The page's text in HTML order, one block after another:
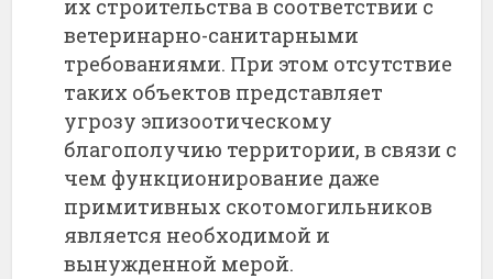
их строительствав соответствии с
ветеринарно-санитарными
требованиями. При этом отсутствие
таких объектов представляет
угрозу эпизоотическому
благополучию территории,в связи с
чем функционирование даже
примитивных скотомогильников
является необходимой и
вынужденной мерой.